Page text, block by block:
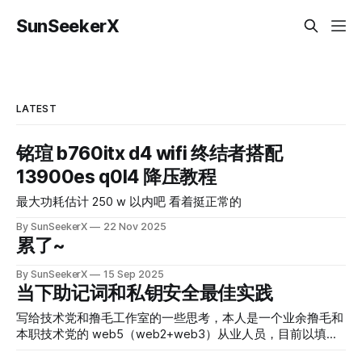
SunSeekerX
LATEST
铭瑄 b760itx d4 wifi 终结者搭配
13900es q0l4 降压教程
最大功耗估计 250 w 以内吧 看着挺正常的
By SunSeekerX 22 Nov 2025
累了~
By SunSeekerX 15 Sep 2025
当下助记词和私钥安全最佳实践
写给技术党和撸毛工作室的一些思考，本人是一个业余撸毛和
本职技术党的 web5（web2+web3）从业人员，目前以填饱